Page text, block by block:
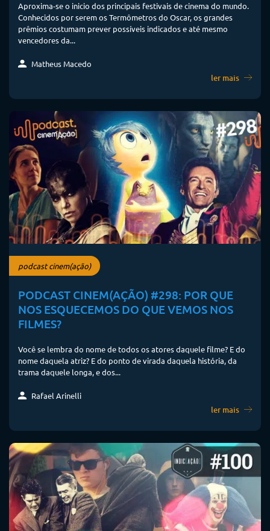
Aproxima-se o inicio dos principais festivais de cinema do mundo.
Conhecidos por serem os Termômetros do Oscar, os grandes
prêmios costumam prever possíveis indicados e até mesmo
vencedores da...
Matheus Macedo
ler mais
podcast cinem(ação)
PODCAST CINEM(AÇÃO) #298: POR QUE
NOS ESQUECEMOS DO QUE VEMOS NOS
FILMES?
Você se lembra do nome de todos os atores daquele filme? E do
nome daquela atriz? E do ponto de virada daquela história, da
trama daquele longa, e dos...
Rafael Arinelli
ler mais